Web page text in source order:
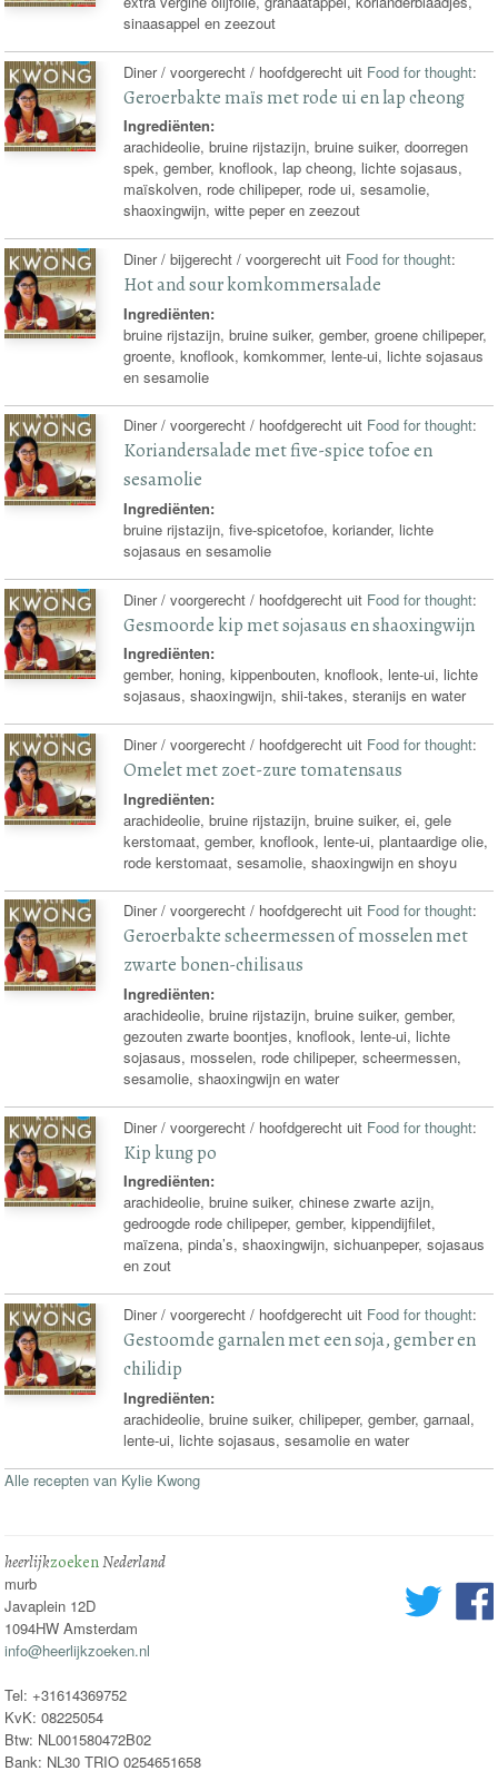
sinaasappel en zeezout
Diner / voorgerecht / hoofdgerecht uit Food for thought:
Geroerbakte maïs met rode ui en lap cheong
Ingrediënten:
arachideolie, bruine rijstazijn, bruine suiker, doorregen
spek, gember, knoflook, lap cheong, lichte sojasaus,
maïskolven, rode chilipeper, rode ui, sesamolie,
shaoxingwijn, witte peper en zeezout
Diner / bijgerecht / voorgerecht uit Food for thought:
Hot and sour komkommersalade
Ingrediënten:
bruine rijstazijn, bruine suiker, gember, groene chilipeper,
groente, knoflook, komkommer, lente-ui, lichte sojasaus
en sesamolie
Diner / voorgerecht / hoofdgerecht uit Food for thought:
Koriandersalade met five-spice tofoe en
sesamolie
Ingrediënten:
bruine rijstazijn, five-spicetofoe, koriander, lichte
sojasaus en sesamolie
Diner / voorgerecht / hoofdgerecht uit Food for thought:
Gesmoorde kip met sojasaus en shaoxingwijn
Ingrediënten:
gember, honing, kippenbouten, knoflook, lente-ui, lichte
sojasaus, shaoxingwijn, shii-takes, steranijs en water
Diner / voorgerecht / hoofdgerecht uit Food for thought:
Omelet met zoet-zure tomatensaus
Ingrediënten:
arachideolie, bruine rijstazijn, bruine suiker, ei, gele
kerstomaat, gember, knoflook, lente-ui, plantaardige olie,
rode kerstomaat, sesamolie, shaoxingwijn en shoyu
Diner / voorgerecht / hoofdgerecht uit Food for thought:
Geroerbakte scheermessen of mosselen met
zwarte bonen-chilisaus
Ingrediënten:
arachideolie, bruine rijstazijn, bruine suiker, gember,
gezouten zwarte boontjes, knoflook, lente-ui, lichte
sojasaus, mosselen, rode chilipeper, scheermessen,
sesamolie, shaoxingwijn en water
Diner / voorgerecht / hoofdgerecht uit Food for thought:
Kip kung po
Ingrediënten:
arachideolie, bruine suiker, chinese zwarte azijn,
gedroogde rode chilipeper, gember, kippendijfilet,
maïzena, pinda’s, shaoxingwijn, sichuanpeper, sojasaus
en zout
Diner / voorgerecht / hoofdgerecht uit Food for thought:
Gestoomde garnalen met een soja, gember en
chilidip
Ingrediënten:
arachideolie, bruine suiker, chilipeper, gember, garnaal,
lente-ui, lichte sojasaus, sesamolie en water
Alle recepten van Kylie Kwong
heerlijkzoekenNederland
murb
Javaplein 12D
1094HW Amsterdam
info@heerlijkzoeken.nl
Tel: +31614369752
KvK: 08225054
Btw: NL001580472B02
Bank: NL30 TRIO 0254651658